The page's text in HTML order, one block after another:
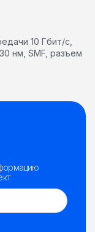
10 Гбит/c,
нм, SMF, разъем